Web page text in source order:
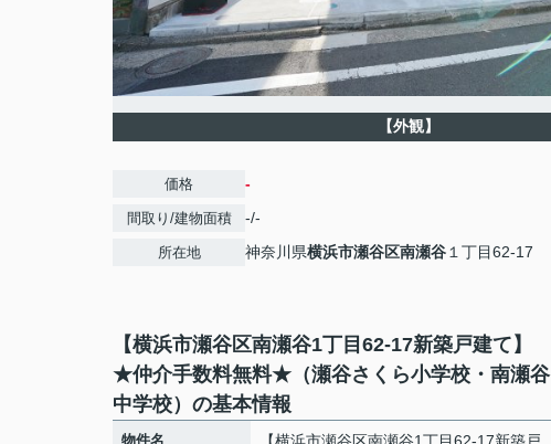
【外観】
価格 -
間取り/建物面積 -/-
所在地 神奈川県横浜市瀬谷区南瀬谷 １丁目62-17
【横浜市瀬谷区南瀬谷1丁目62-17新築戸建て】
★仲介手数料無料★（瀬谷さくら小学校・南瀬谷
中学校）の基本情報
物件名